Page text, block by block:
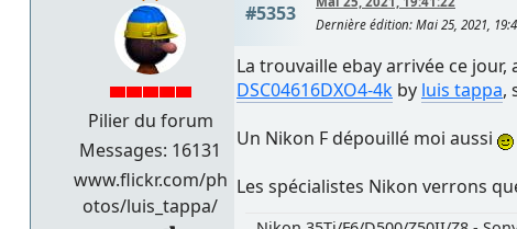
Pilier du forum
Messages: 16131
www.flickr.com/ph
otos/luis_tappa/
#5353
Dernière édition: Mai 25, 2021,
La trouvaille ebay arrivée ce
DSC04616DXO4-4k by luis tappa,
Un Nikon F dépouillé moi aussi
Les spécialistes Nikon verrons